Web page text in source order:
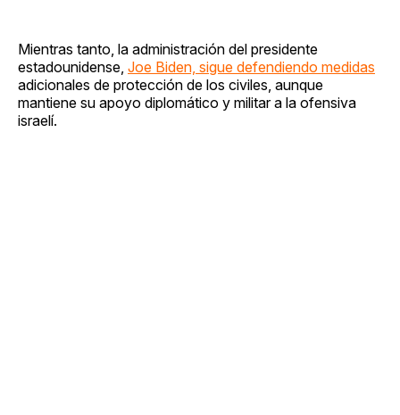
Mientras tanto, la administración del presidente
estadounidense, Joe Biden, sigue defendiendo medidas
adicionales de protección de los civiles, aunque
mantiene su apoyo diplomático y militar a la ofensiva
israelí.